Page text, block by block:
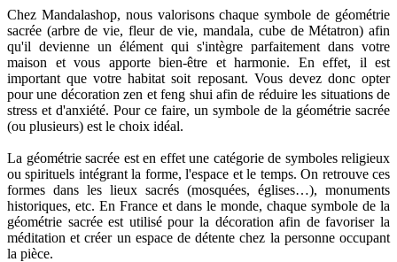
Chez Mandalashop, nous valorisons chaque symbole de géométrie
sacrée (arbre de vie, fleur de vie, mandala, cube de Métatron) afin
qu'il devienne un élément qui s'intègre parfaitement dans votre
maison et vous apporte bien-être et harmonie. En effet, il est
important que votre habitat soit reposant. Vous devez donc opter
pour une décoration zen et feng shui afin de réduire les situations de
stress et d'anxiété. Pour ce faire, un symbole de la géométrie sacrée
(ou plusieurs) est le choix idéal.
La géométrie sacrée est en effet une catégorie de symboles religieux
ou spirituels intégrant la forme, l'espace et le temps. On retrouve ces
formes dans les lieux sacrés (mosquées, églises…), monuments
historiques, etc. En France et dans le monde, chaque symbole de la
géométrie sacrée est utilisé pour la décoration afin de favoriser la
méditation et créer un espace de détente chez la personne occupant
la pièce.